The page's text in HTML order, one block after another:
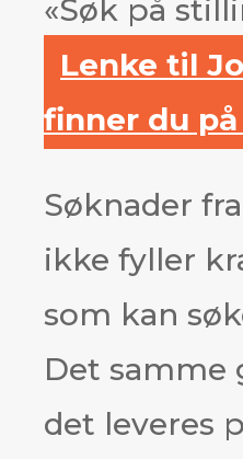
«Søk på
Lenke til
finner du
Søknader
ikke fyller
som kan
Det samme
det leveres